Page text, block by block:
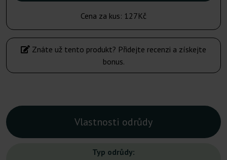
Cena za kus: 127Kč
Znáte už tento produkt? Přidejte recenzi a získejte
bonus.
Vlastnosti odrůdy
Typ odrůdy: